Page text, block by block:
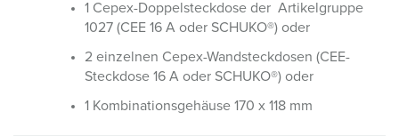
1 Cepex-Doppelsteckdose der Artikelgruppe
1027 (CEE 16 A oder SCHUKO®) oder
2 einzelnen Cepex-Wandsteckdosen (CEE-
Steckdose 16 A oder SCHUKO®) oder
1 Kombinationsgehäuse 170 x 118 mm